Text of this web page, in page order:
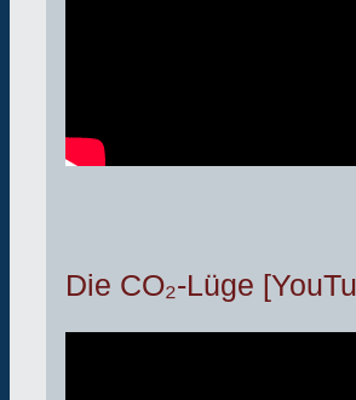
Die CO₂-Lüge